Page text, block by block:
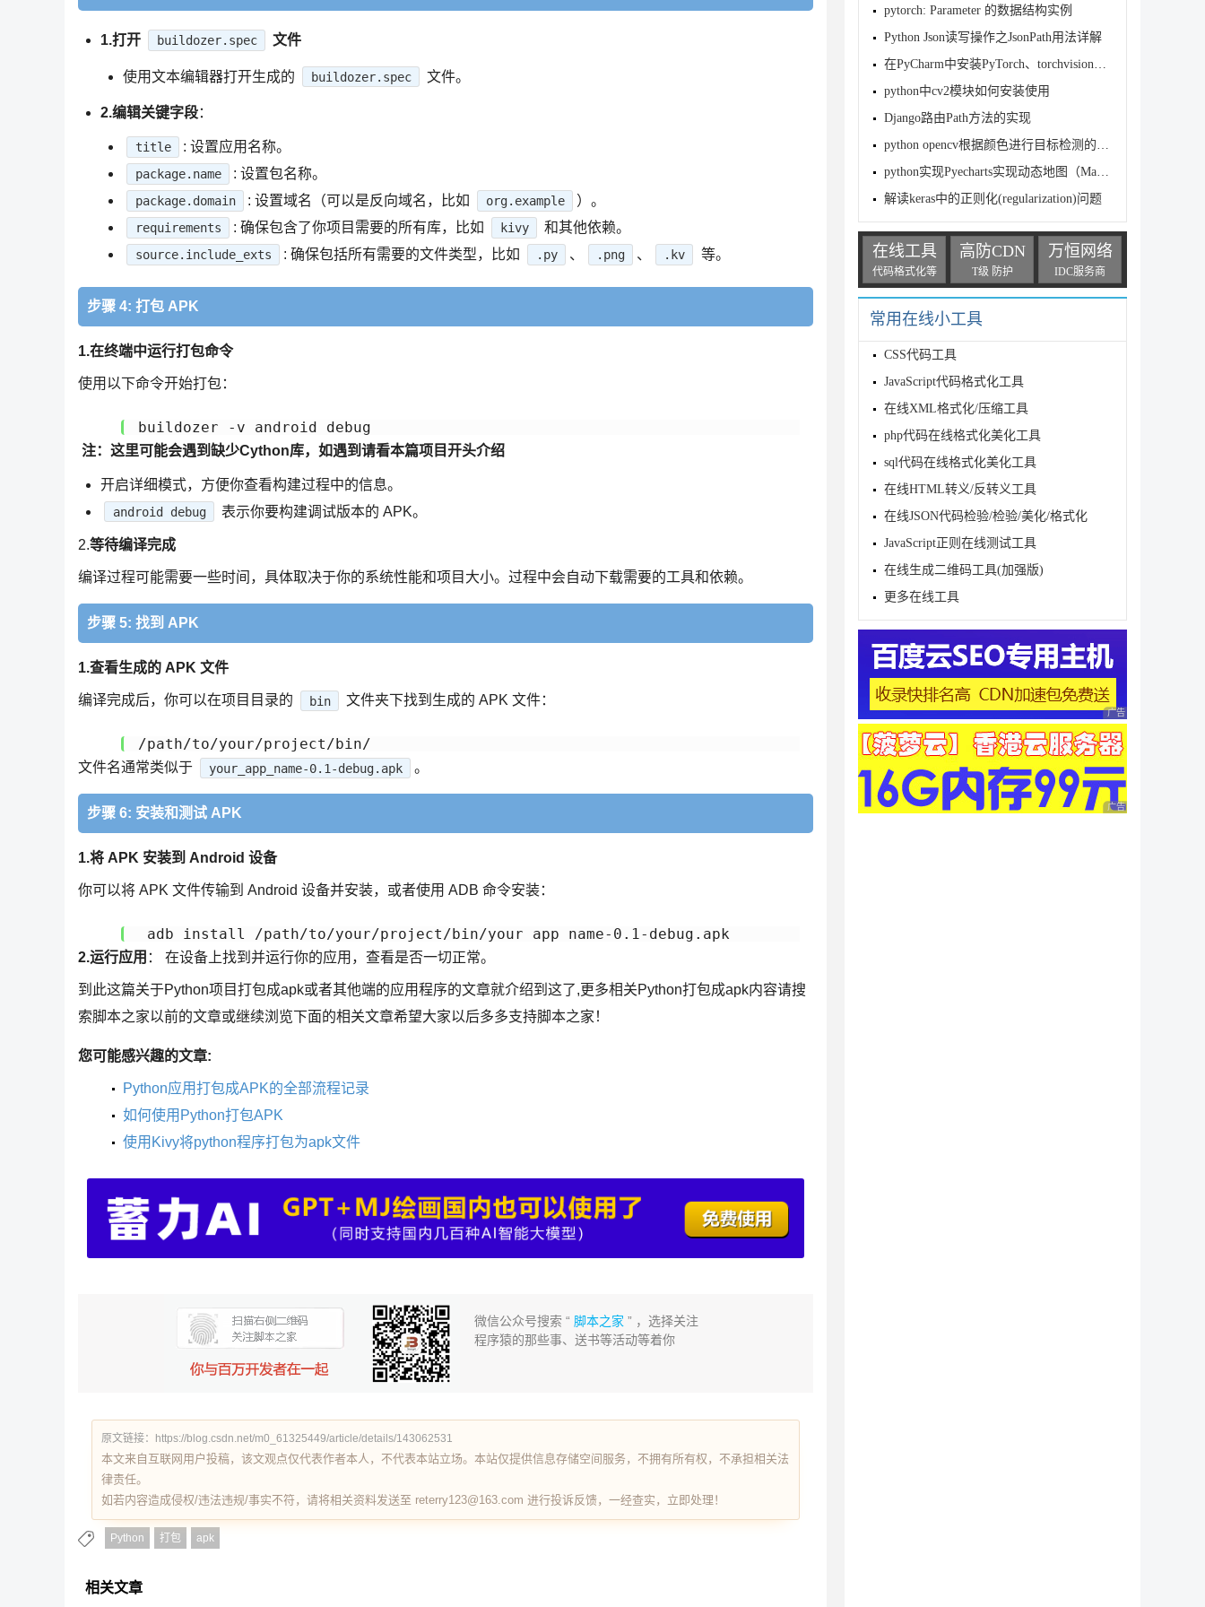
1.打开 buildozer.spec 文件
使用文本编辑器打开生成的 buildozer.spec 文件。
2.编辑关键字段：
title : 设置应用名称。
package.name : 设置包名称。
package.domain : 设置域名（可以是反向域名，比如 org.example ）。
requirements : 确保包含了你项目需要的所有库，比如 kivy 和其他依赖。
source.include_exts : 确保包括所有需要的文件类型，比如 .py 、 .png 、 .kv 等。
步骤 4: 打包 APK
1.在终端中运行打包命令
使用以下命令开始打包：
buildozer -v android debug
注：这里可能会遇到缺少Cython库，如遇到请看本篇项目开头介绍
开启详细模式，方便你查看构建过程中的信息。
android debug 表示你要构建调试版本的 APK。
2.等待编译完成
编译过程可能需要一些时间，具体取决于你的系统性能和项目大小。过程中会自动下载需要的工具和依赖。
步骤 5: 找到 APK
1.查看生成的 APK 文件
编译完成后，你可以在项目目录的 bin 文件夹下找到生成的 APK 文件：
/path/to/your/project/bin/
文件名通常类似于 your_app_name-0.1-debug.apk 。
步骤 6: 安装和测试 APK
1.将 APK 安装到 Android 设备
你可以将 APK 文件传输到 Android 设备并安装，或者使用 ADB 命令安装：
adb install /path/to/your/project/bin/your_app_name-0.1-debug.apk
2.运行应用 ： 在设备上找到并运行你的应用，查看是否一切正常。
到此这篇关于Python项目打包成apk或者其他端的应用程序的文章就介绍到这了,更多相关Python打包成apk内容请搜
索脚本之家以前的文章或继续浏览下面的相关文章希望大家以后多多支持脚本之家！
您可能感兴趣的文章:
Python应用打包成APK的全部流程记录
如何使用Python打包APK
使用Kivy将python程序打包为apk文件
微信公众号搜索 “ 脚本之家 ” ，选择关注
程序猿的那些事、送书等活动等着你
原文链接：https://blog.csdn.net/m0_61325449/article/details/143062531
本文来自互联网用户投稿，该文观点仅代表作者本人，不代表本站立场。本站仅提供信息存储空间服务，不拥有所有权，不承担相关法
律责任。
如若内容造成侵权/违法违规/事实不符，请将相关资料发送至 reterry123@163.com 进行投诉反馈，一经查实，立即处理！
Python 打包 apk
相关文章
pytorch: Parameter 的数据结构实例
Python Json读写操作之JsonPath用法详解
在PyCharm中安装PyTorch、torchvision和OpenCV详
python中cv2模块如何安装使用
Django路由Path方法的实现
python opencv根据颜色进行目标检测的方法示例
python实现Pyecharts实现动态地图（Map、Geo）
解读keras中的正则化(regularization)问题
在线工具
代码格式化等
高防CDN
T级 防护
万恒网络
IDC服务商
常用在线小工具
CSS代码工具
JavaScript代码格式化工具
在线XML格式化/压缩工具
php代码在线格式化美化工具
sql代码在线格式化美化工具
在线HTML转义/反转义工具
在线JSON代码检验/检验/美化/格式化
JavaScript正则在线测试工具
在线生成二维码工具(加强版)
更多在线工具
广告 商业广告，理性
广告 商业广告，理性